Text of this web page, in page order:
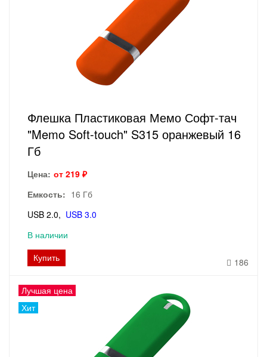
Флешка Пластиковая Мемо Софт-тач
"Memo Soft-touch" S315 оранжевый 16
Гб
Цена: от 219 ₽
Емкость: 16 Гб
USB 2.0
USB 3.0
В наличии
Купить
186
Лучшая цена
Хит